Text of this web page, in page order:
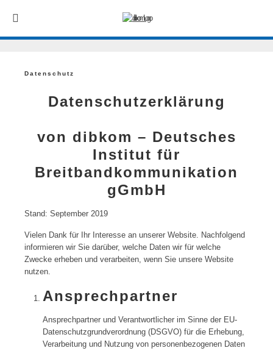
Datenschutz
Datenschutzerklärung
von dibkom – Deutsches
Institut für
Breitbandkommunikation
gGmbH
Stand: September 2019
Vielen Dank für Ihr Interesse an unserer Website. Nachfolgend
informieren wir Sie darüber, welche Daten wir für welche
Zwecke erheben und verarbeiten, wenn Sie unsere Website
nutzen.
Ansprechpartner
Ansprechpartner und Verantwortlicher im Sinne der EU-
Datenschutzgrundverordnung (DSGVO) für die Erhebung,
Verarbeitung und Nutzung von personenbezogenen Daten